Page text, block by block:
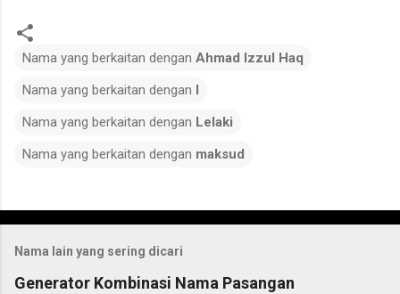
Nama yang berkaitan dengan Ahmad Izzul Haq
Nama yang berkaitan dengan I
Nama yang berkaitan dengan Lelaki
Nama yang berkaitan dengan maksud
o
m
m
Nama lain yang sering dicari
Generator Kombinasi Nama Pasangan